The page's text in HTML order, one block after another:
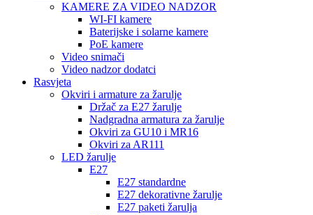
KAMERE ZA VIDEO NADZOR
WI-FI kamere
Baterijske i solarne kamere
PoE kamere
Video snimači
Video nadzor dodatci
Rasvjeta
Okviri i armature za žarulje
Držač za E27 žarulje
Nadgradna armatura za žarulje
Okviri za GU10 i MR16
Okviri za AR111
LED žarulje
E27
E27 standardne
E27 dekorativne žarulje
E27 paketi žarulja